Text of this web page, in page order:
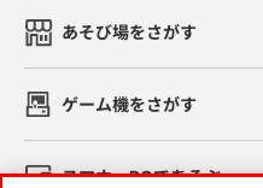
あそび場をさがす
ゲーム機をさがす
スマホ・PCであそぶ